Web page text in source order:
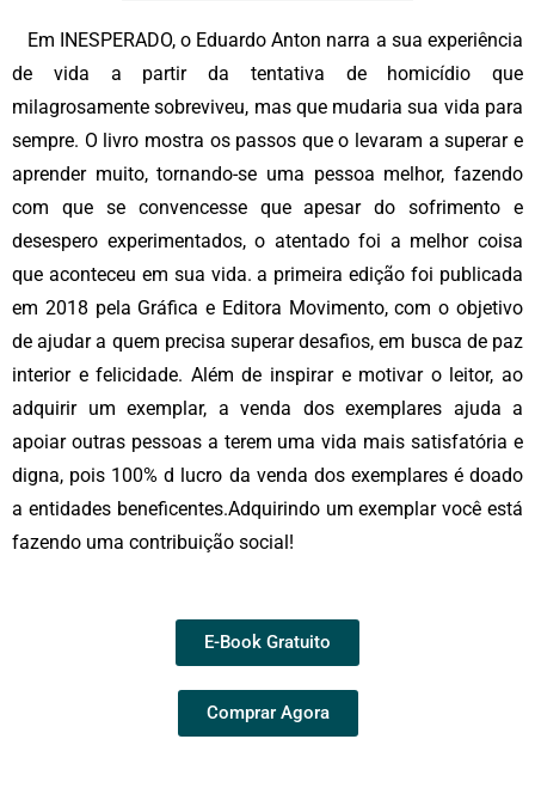
Em INESPERADO, o Eduardo Anton narra a sua experiência
de vida a partir da tentativa de homicídio que
milagrosamente sobreviveu, mas que mudaria sua vida para
sempre. O livro mostra os passos que o levaram a superar e
aprender muito, tornando-se uma pessoa melhor, fazendo
com que se convencesse que apesar do sofrimento e
desespero experimentados, o atentado foi a melhor coisa
que aconteceu em sua vida. a primeira edição foi publicada
em 2018 pela Gráfica e Editora Movimento, com o objetivo
de ajudar a quem precisa superar desafios, em busca de paz
interior e felicidade. Além de inspirar e motivar o leitor, ao
adquirir um exemplar, a venda dos exemplares ajuda a
apoiar outras pessoas a terem uma vida mais satisfatória e
digna, pois 100% d lucro da venda dos exemplares é doado
a entidades beneficentes.Adquirindo um exemplar você está
fazendo uma contribuição social!
E-Book Gratuito
Comprar Agora